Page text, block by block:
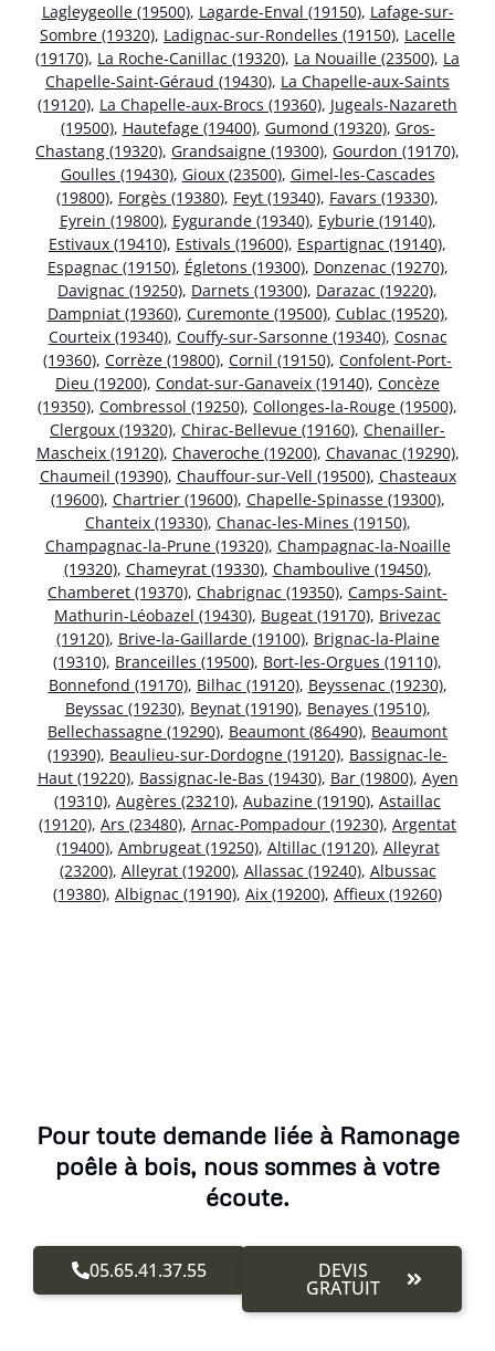
Lagleygeolle (19500), Lagarde-Enval (19150), Lafage-sur-
Sombre (19320), Ladignac-sur-Rondelles (19150), Lacelle
(19170), La Roche-Canillac (19320), La Nouaille (23500), La
Chapelle-Saint-Géraud (19430), La Chapelle-aux-Saints
(19120), La Chapelle-aux-Brocs (19360), Jugeals-Nazareth
(19500), Hautefage (19400), Gumond (19320), Gros-
Chastang (19320), Grandsaigne (19300), Gourdon (19170),
Goulles (19430), Gioux (23500), Gimel-les-Cascades
(19800), Forgès (19380), Feyt (19340), Favars (19330),
Eyrein (19800), Eygurande (19340), Eyburie (19140),
Estivaux (19410), Estivals (19600), Espartignac (19140),
Espagnac (19150), Égletons (19300), Donzenac (19270),
Davignac (19250), Darnets (19300), Darazac (19220),
Dampniat (19360), Curemonte (19500), Cublac (19520),
Courteix (19340), Couffy-sur-Sarsonne (19340), Cosnac
(19360), Corrèze (19800), Cornil (19150), Confolent-Port-
Dieu (19200), Condat-sur-Ganaveix (19140), Concèze
(19350), Combressol (19250), Collonges-la-Rouge (19500),
Clergoux (19320), Chirac-Bellevue (19160), Chenailler-
Mascheix (19120), Chaveroche (19200), Chavanac (19290),
Chaumeil (19390), Chauffour-sur-Vell (19500), Chasteaux
(19600), Chartrier (19600), Chapelle-Spinasse (19300),
Chanteix (19330), Chanac-les-Mines (19150),
Champagnac-la-Prune (19320), Champagnac-la-Noaille
(19320), Chameyrat (19330), Chamboulive (19450),
Chamberet (19370), Chabrignac (19350), Camps-Saint-
Mathurin-Léobazel (19430), Bugeat (19170), Brivezac
(19120), Brive-la-Gaillarde (19100), Brignac-la-Plaine
(19310), Branceilles (19500), Bort-les-Orgues (19110),
Bonnefond (19170), Bilhac (19120), Beyssenac (19230),
Beyssac (19230), Beynat (19190), Benayes (19510),
Bellechassagne (19290), Beaumont (86490), Beaumont
(19390), Beaulieu-sur-Dordogne (19120), Bassignac-le-
Haut (19220), Bassignac-le-Bas (19430), Bar (19800), Ayen
(19310), Augères (23210), Aubazine (19190), Astaillac
(19120), Ars (23480), Arnac-Pompadour (19230), Argentat
(19400), Ambrugeat (19250), Altillac (19120), Alleyrat
(23200), Alleyrat (19200), Allassac (19240), Albussac
(19380), Albignac (19190), Aix (19200), Affieux (19260)
Pour toute demande liée à Ramonage
poêle à bois, nous sommes à votre
écoute.
05.65.41.37.55 DEVIS
GRATUIT